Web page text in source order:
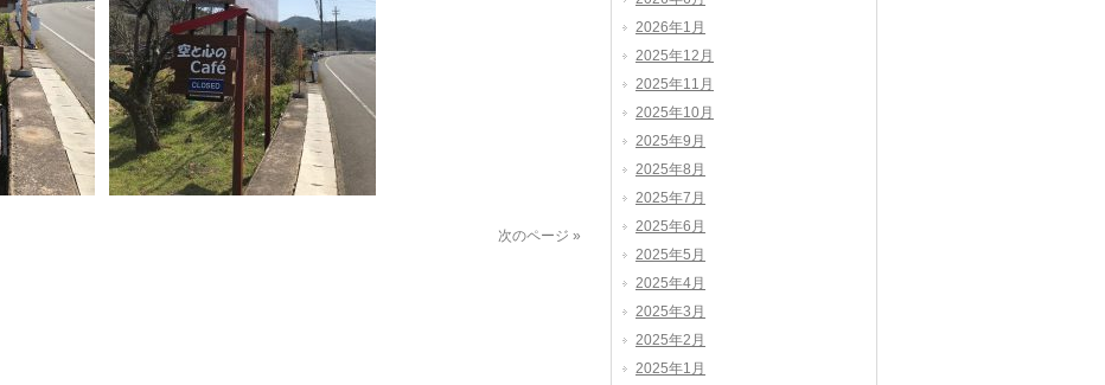
次のページ »
2026年1月
2025年12月
2025年11月
2025年10月
2025年9月
2025年8月
2025年7月
2025年6月
2025年5月
2025年4月
2025年3月
2025年2月
2025年1月